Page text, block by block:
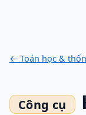
← Toán học &